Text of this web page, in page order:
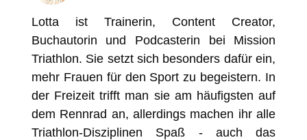
Lotta ist Trainerin, Content Creator,
Buchautorin und Podcasterin bei Mission
Triathlon. Sie setzt sich besonders dafür ein,
mehr Frauen für den Sport zu begeistern. In
der Freizeit trifft man sie am häufigsten auf
dem Rennrad an, allerdings machen ihr alle
Triathlon-Disziplinen Spaß - auch das